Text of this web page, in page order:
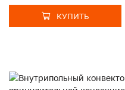
КУПИТЬ